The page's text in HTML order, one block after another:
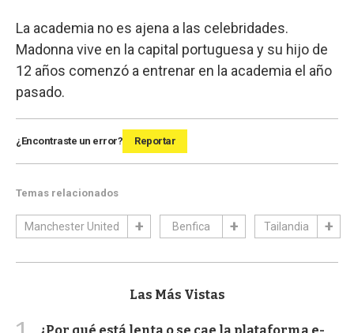
La academia no es ajena a las celebridades.
Madonna vive en la capital portuguesa y su hijo de
12 años comenzó a entrenar en la academia el año
pasado.
¿Encontraste un error? Reportar
Temas relacionados
Manchester United Benfica Tailandia
Las Más Vistas